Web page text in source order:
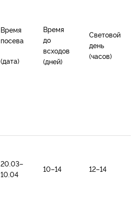
Время
посева
(дата)
Время
до
всходов
(дней)
Световой
день
(часов)
20.03–
10.04
10–14 12–14